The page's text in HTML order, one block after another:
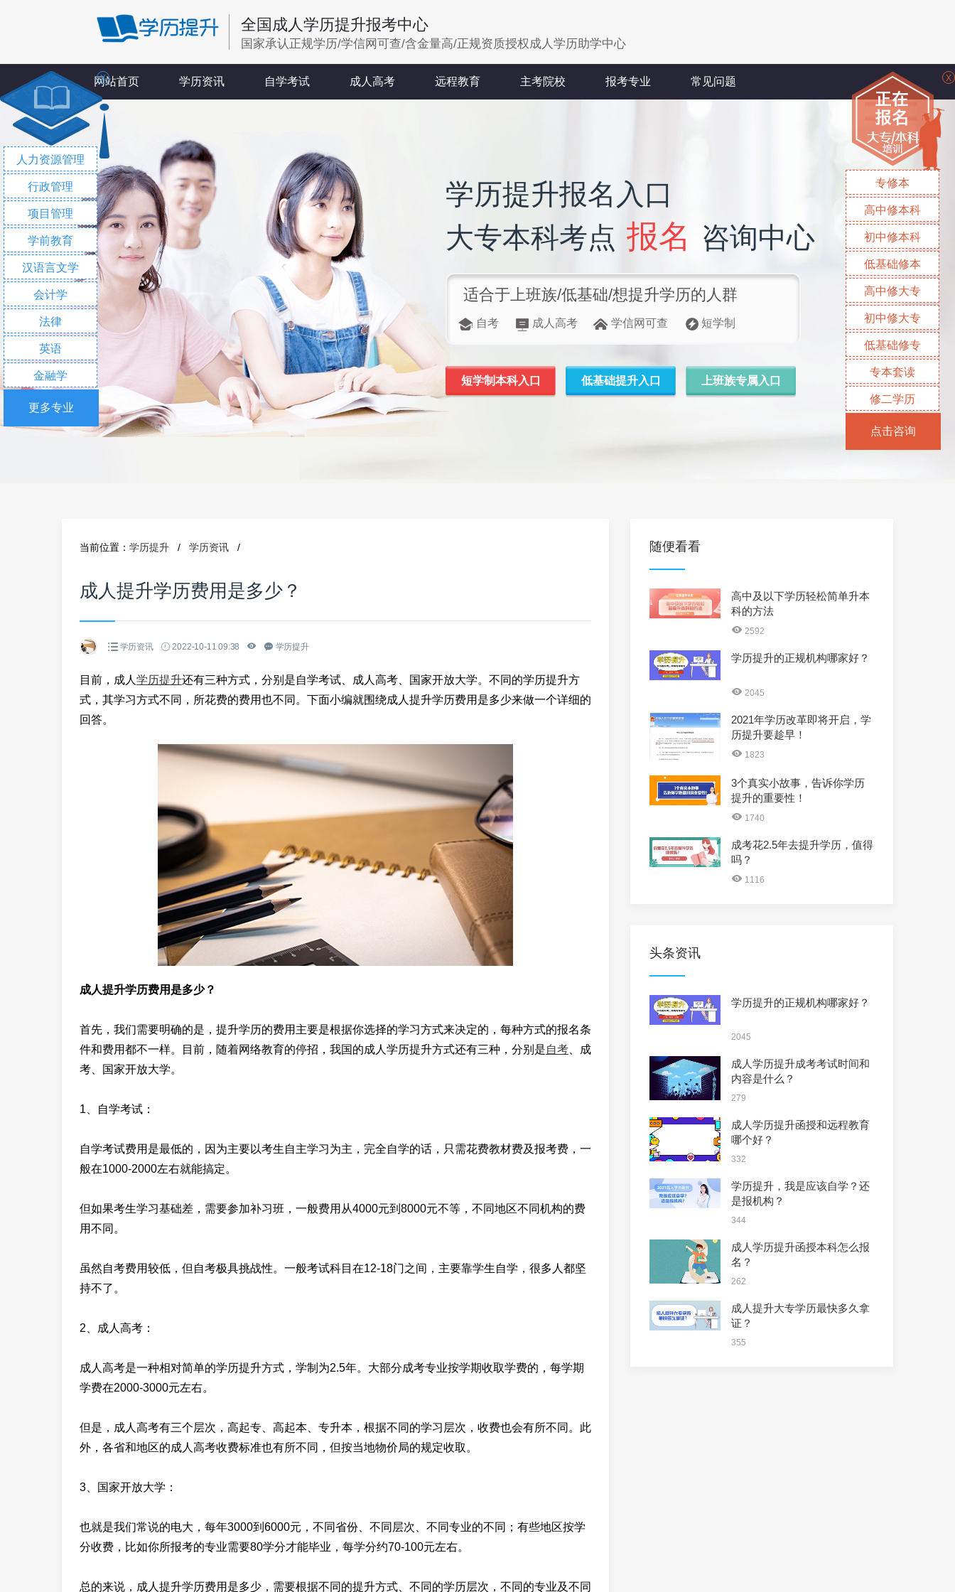
全国成人学历提升报考中心
国家承认正规学历/学信网可查/含金量高/正规资质授权成人学历助学中心
网站首页 学历资讯 自学考试 成人高考 远程教育 主考院校 报考专业 常见问题
学历提升报名入口
大专本科考点 报名 咨询中心
适合于上班族/低基础/想提升学历的人群
自考 成人高考 学信网可查 短学制
短学制本科入口 低基础提升入口 上班族专属入口
当前位置： 学历提升 / 学历资讯 /
成人提升学历费用是多少？
学历资讯 2022-10-11 09:38 学历提升
目前，成人 学历提升还有三种方式，分别是自学考试、成人高考、国家开放大学。不同的学历提升方
式，其学习方式不同，所花费的费用也不同。下面小编就围绕成人提升学历费用是多少来做一个详细的
回答。
成人提升学历费用是多少？
首先，我们需要明确的是，提升学历的费用主要是根据你选择的学习方式来决定的，每种方式的报名条
件和费用都不一样。目前，随着网络教育的停招，我国的成人学历提升方式还有三种，分别是自考 、成
考、国家开放大学。
1、自学考试：
自学考试费用是最低的，因为主要以考生自主学习为主，完全自学的话，只需花费教材费及报考费，一
般在1000-2000左右就能搞定。
但如果考生学习基础差，需要参加补习班，一般费用从4000元到8000元不等，不同地区不同机构的费
用不同。
虽然自考费用较低，但自考极具挑战性。一般考试科目在12-18门之间，主要靠学生自学，很多人都坚
持不了。
2、成人高考：
成人高考是一种相对简单的学历提升方式，学制为2.5年。大部分成考专业按学期收取学费的，每学期
学费在2000-3000元左右。
但是，成人高考有三个层次，高起专、高起本、专升本，根据不同的学习层次，收费也会有所不同。此
外，各省和地区的成人高考收费标准也有所不同，但按当地物价局的规定收取。
3、国家开放大学：
也就是我们常说的电大，每年3000到6000元，不同省份、不同层次、不同专业的不同；有些地区按学
分收费，比如你所报考的专业需要80学分才能毕业，每学分约70-100元左右。
总的来说，成人提升学历费用是多少，需要根据不同的提升方式、不同的学历层次，不同的专业及不同
随便看看
高中及以下学历轻松简单升本
科的方法
2592
学历提升的正规机构哪家好？
2045
2021年学历改革即将开启，学
历提升要趁早！
1823
3个真实小故事，告诉你学历
提升的重要性！
1740
成考花2.5年去提升学历，值得
吗？
1116
头条资讯
学历提升的正规机构哪家好？
2045
成人学历提升成考考试时间和
内容是什么？
279
成人学历提升函授和远程教育
哪个好？
332
学历提升，我是应该自学？还
是报机构？
344
成人学历提升函授本科怎么报
名？
262
成人提升大专学历最快多久拿
证？
355
人力资源管理
行政管理
项目管理
学前教育
汉语言文学
会计学
法律
英语
金融学
更多专业
X
专修本
高中修本科
初中修本科
低基础修本
高中修大专
初中修大专
低基础修专
专本套读
修二学历
点击咨询
X